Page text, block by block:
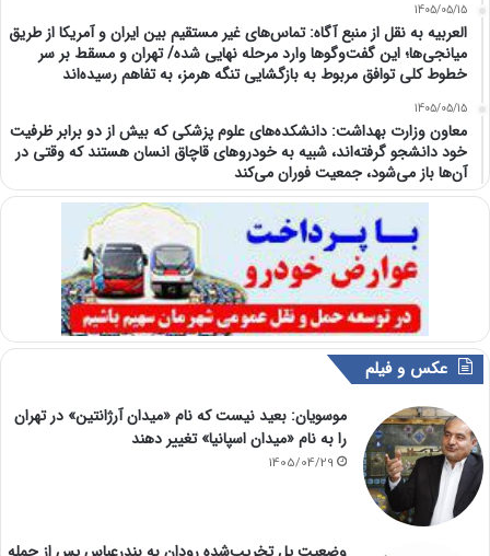
1405/05/15
العربیه به نقل از منبع آگاه: تماس‌های غیر مستقیم بین ایران و آمریکا از طریق
میانجی‌ها؛ این گفت‌و‌گو‌ها وارد مرحله نهایی شده/ تهران و مسقط بر سر
خطوط کلی توافق مربوط به بازگشایی تنگه هرمز، به تفاهم رسیده‌اند
1405/05/15
معاون وزارت بهداشت: دانشکده‌های علوم پزشکی که بیش از دو برابر ظرفیت
خود دانشجو گرفته‌اند، شبیه به خودرو‌های قاچاق انسان هستند که وقتی در
آن‌ها باز می‌شود، جمعیت فوران می‌کند
عکس و فیلم
موسویان: بعید نیست که نام «میدان آرژانتین» در تهران
را به نام «میدان اسپانیا» تغییر دهند
1405/04/29